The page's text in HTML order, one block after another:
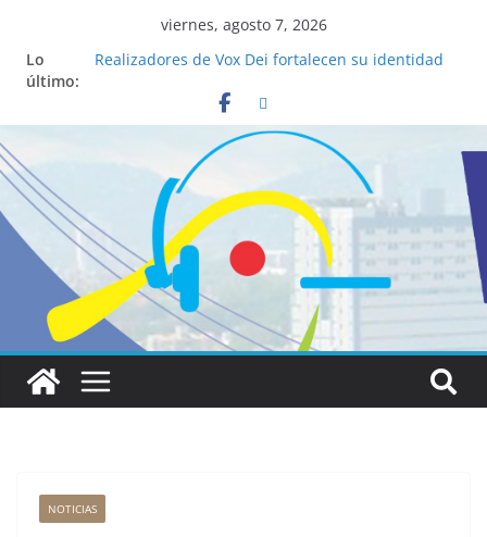
viernes, agosto 7, 2026
Lo
último:
Realizadores de Vox Dei fortalecen su identidad
La ciencia desvela los 5 secretos que tiene
fácilmente un católico para convertirse en
“Superancianos”
Pop Up Market atrae a cientos de visitantes y
dinamiza la economía local
Salud mental a la mesa: la importancia de
hablarlo en familia
Lo que tienen en común la nueva Película Toy
Story 5 y el Papa León XIV
NOTICIAS